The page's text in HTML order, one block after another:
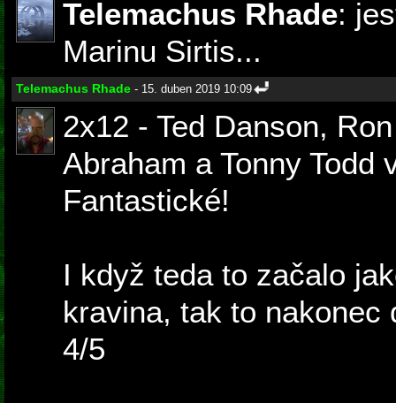
Telemachus Rhade:
Marinu Sirtis...
Telemachus Rhade - 15. duben 2019 10:09
2x12 - Ted Danson,
Abraham a Tonny Todd
Fantastické!
I když teda to začalo
kravina, tak to nakonec
4/5